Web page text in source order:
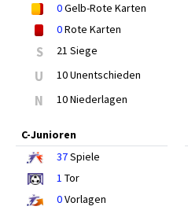
0Gelb-Rote Karten
0Rote Karten
S 21 Siege
U 10 Unentschieden
N 10 Niederlagen
C-Junioren
37Spiele
1 Tor
0Vorlagen